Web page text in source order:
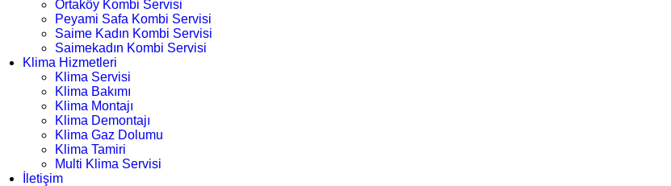
Ortaköy Kombi Servisi
Peyami Safa Kombi Servisi
Saime Kadın Kombi Servisi
Saimekadın Kombi Servisi
Klima Hizmetleri
Klima Servisi
Klima Bakımı
Klima Montajı
Klima Demontajı
Klima Gaz Dolumu
Klima Tamiri
Multi Klima Servisi
İletişim